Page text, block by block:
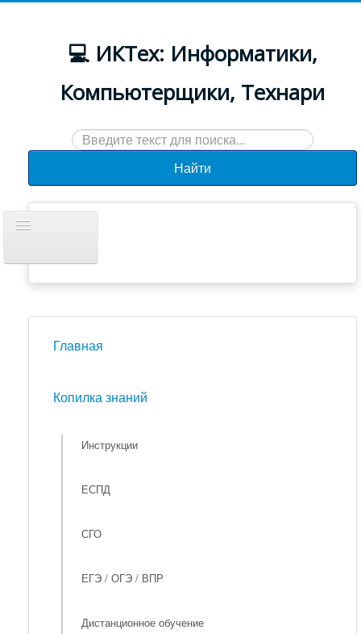
💻 ИКТех: Информатики,
Компьютерщики, Технари
Искать...
Найти
навигацию
Новости
Главная
Копилка знаний
Инструкции
ЕСПД
СГО
ЕГЭ / ОГЭ / ВПР
Дистанционное обучение